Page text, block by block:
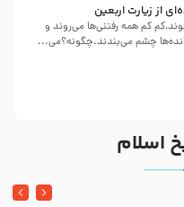
از زیارت اربعین
کم همه رفتنی‌ها می‌روند و
چشم می‌بندند.چگونه؟می‌...
اسلام